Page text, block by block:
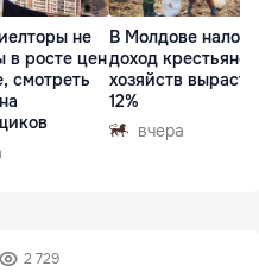
не
в росте цен
смотреть
В Молдове налог
доход
хозяйств
12%
вчера
2 729